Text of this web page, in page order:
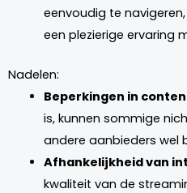
eenvoudig te
een plezierige ervaring
Nadelen:
Beperkingen in
is, kunnen sommige
andere aanbieders wel
Afhankelijkheid van
kwaliteit van de